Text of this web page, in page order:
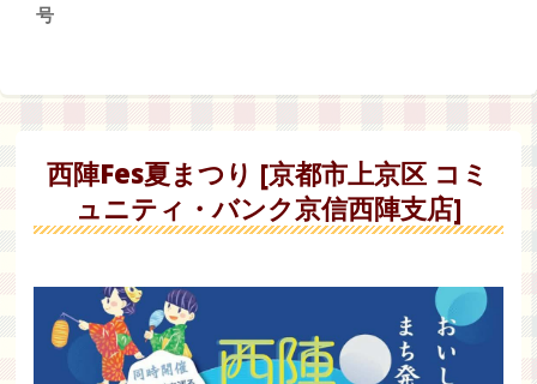
号
西陣Fes夏まつり [京都市上京区 コミ
ュニティ・バンク京信西陣支店]